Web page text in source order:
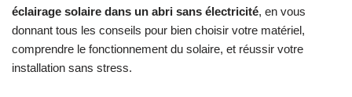
éclairage solaire dans un abri sans électricité, en vous
donnant tous les conseils pour bien choisir votre matériel,
comprendre le fonctionnement du solaire, et réussir votre
installation sans stress.